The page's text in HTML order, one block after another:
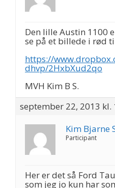
Den lille Austin 1100
se på et billede i rød
https://
dhvp/2HxbXud2qo
MVH Kim B S.
september 22, 2013 kl.
Kim Bjarne
Participant
Her er det så Ford
som jeg jo kun har